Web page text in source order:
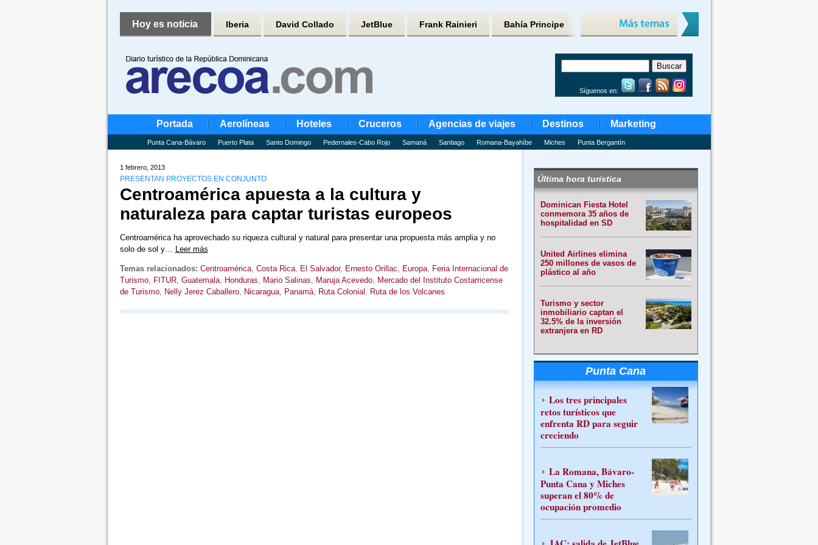
Hoy es noticia Iberia David Collado JetBlue Frank Rainieri Bahía Principe
Síguenos en:
Portada Aerolíneas Hoteles Cruceros Agencias de viajes Destinos Marketing
Punta Cana-Bávaro Puerto Plata Santo Domingo Pedernales-Cabo Rojo Samaná Santiago Romana-Bayahíbe Miches Punta Bergantín
1 febrero, 2013
PRESENTAN PROYECTOS EN CONJUNTO
Centroamérica apuesta a la cultura y
naturaleza para captar turistas europeos
Centroamérica ha aprovechado su riqueza cultural y natural para presentar una propuesta más amplia y no
solo de sol y… Leer más
Temas relacionados: Centroamérica, Costa Rica, El Salvador, Ernesto Orillac, Europa, Feria Internacional de
Turismo, FITUR, Guatemala, Honduras, Mario Salinas, Maruja Acevedo, Mercado del Instituto Costarricense
de Turismo, Nelly Jerez Caballero, Nicaragua, Panamá, Ruta Colonial , Ruta de los Volcanes
Última hora turística
Dominican Fiesta Hotel
conmemora 35 años de
hospitalidad en SD
United Airlines elimina
250 millones de vasos de
plástico al año
Turismo y sector
inmobiliario captan el
32.5% de la inversión
extranjera en RD
Punta Cana
Los tres principales
retos turísticos que
enfrenta RD para seguir
creciendo
La Romana, Bávaro-
Punta Cana y Miches
superan el 80% de
ocupación promedio